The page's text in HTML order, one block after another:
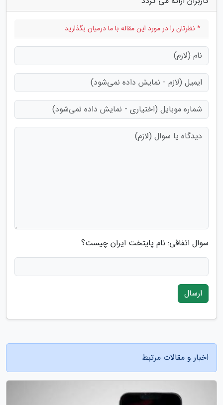
* نظرتان را در مورد این مقاله با ما درمیان بگذارید
سوال اتفاقی: نام پایتخت ایران چیست؟
ارسال
اخبار و مقالات مرتبط